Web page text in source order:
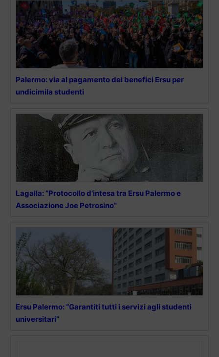
Palermo: via al pagamento dei benefici Ersu per
undicimila studenti
Lagalla: “Protocollo d’intesa tra Ersu Palermo e
Associazione Joe Petrosino”
Ersu Palermo: “Garantiti tutti i servizi agli studenti
universitari”